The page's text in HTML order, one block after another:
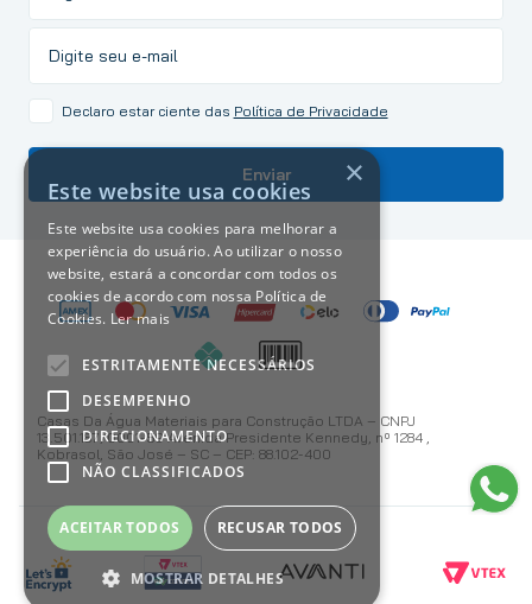
Declaro estar ciente das Política de Privacidade
Enviar
Casas Da Água Materiais para Construção LTDA – CNPJ
13.501.187/0001-59 Avenida Presidente Kennedy, nº 1284 ,
Kobrasol, São José – SC – CEP: 88.102-400
×
Este website usa cookies
Este website usa cookies para melhorar a
experiência do usuário. Ao utilizar o nosso
website, estará a concordar com todos os
cookies de acordo com nossa Política de
Cookies. Ler mais
ESTRITAMENTE NECESSÁRIOS
DESEMPENHO
DIRECIONAMENTO
NÃO CLASSIFICADOS
ACEITAR TODOS RECUSAR TODOS
MOSTRAR DETALHES